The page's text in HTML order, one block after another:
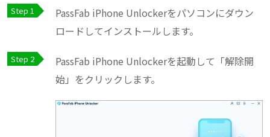
PassFab iPhone Unlockerをパソコンにダウン
ロードしてインストールします。
PassFab iPhone Unlockerを起動して「解除開
始」をクリックします。